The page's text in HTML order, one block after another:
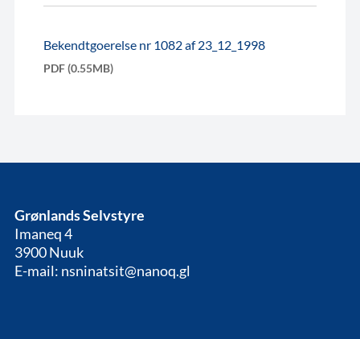
Bekendtgoerelse nr 1082 af 23_12_1998
PDF (0.55MB)
Grønlands Selvstyre
Imaneq 4
3900 Nuuk
E-mail: nsninatsit@nanoq.gl